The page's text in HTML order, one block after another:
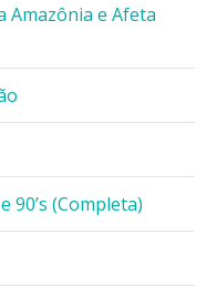
Amazônia e Afeta
90’s (Completa)